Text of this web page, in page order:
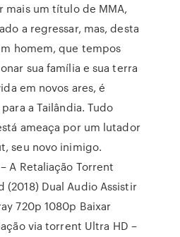
mais um título de MMA,
a regressar, mas, desta
homem, que tempos
sua família e sua terra
em novos ares, é
a Tailândia. Tudo
ameaça por um lutador
seu novo inimigo.
A Retaliação Torrent
(2018) Dual Audio Assistir
720p 1080p Baixar
via torrent Ultra HD –